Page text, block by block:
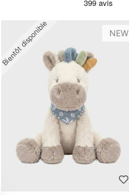
Bientôt disponible NEW